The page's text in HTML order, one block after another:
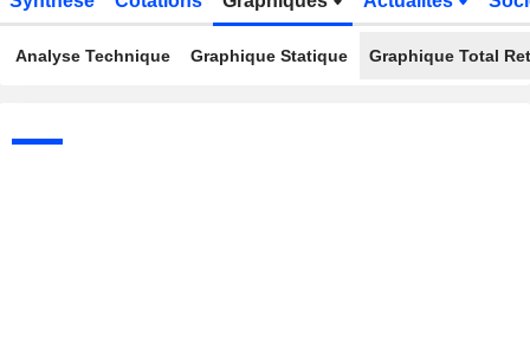
Analyse Technique Graphique Statique Graphique Total